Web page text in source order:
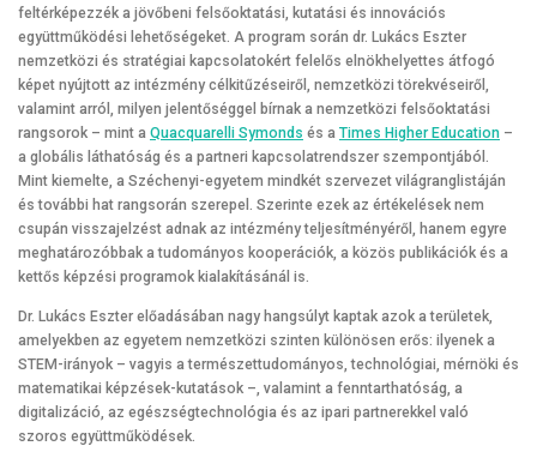
feltérképezzék a jövőbeni felsőoktatási, kutatási és innovációs
együttműködési lehetőségeket. A program során dr. Lukács Eszter
nemzetközi és stratégiai kapcsolatokért felelős elnökhelyettes átfogó
képet nyújtott az intézmény célkitűzéseiről, nemzetközi törekvéseiről,
valamint arról, milyen jelentőséggel bírnak a nemzetközi felsőoktatási
rangsorok – mint a Quacquarelli Symonds és a Times Higher Education –
a globális láthatóság és a partneri kapcsolatrendszer szempontjából.
Mint kiemelte, a Széchenyi-egyetem mindkét szervezet világranglistáján
és további hat rangsorán szerepel. Szerinte ezek az értékelések nem
csupán visszajelzést adnak az intézmény teljesítményéről, hanem egyre
meghatározóbbak a tudományos kooperációk, a közös publikációk és a
kettős képzési programok kialakításánál is.
Dr. Lukács Eszter előadásában nagy hangsúlyt kaptak azok a területek,
amelyekben az egyetem nemzetközi szinten különösen erős: ilyenek a
STEM-irányok – vagyis a természettudományos, technológiai, mérnöki és
matematikai képzések-kutatások –, valamint a fenntarthatóság, a
digitalizáció, az egészségtechnológia és az ipari partnerekkel való
szoros együttműködések.